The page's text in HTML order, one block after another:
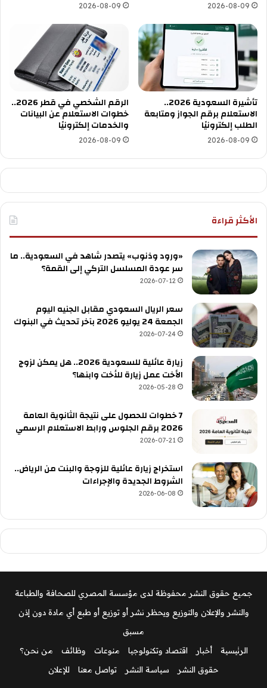
2026-08-09
2026-08-09
تأشيرة السعودية 2026..
الاستعلام برقم الجواز ومتابعة
الطلب إلكترونيًا
2026-08-09
الرقم الشخصي في قطر 2026..
خطوات الاستعلام عن البيانات
والخدمات إلكترونيًا
2026-08-09
الأكثر قراءة
«ورود وذنوب» يتصدر شاهد في السعودية.. ما
سر عودة المسلسل التركي إلى القمة؟
2026-07-12
سعر الريال السعودي مقابل الجنيه اليوم
الجمعة 24 يوليو 2026 بآخر تحديث في البنوك
2026-07-24
زيارة عائلية للسعودية 2026.. هل يمكن لزوج
الأخت عمل زيارة للأخت وابنها؟
2026-05-28
7 خطوات للحصول على نتيجة الثانوية العامة
2026 برقم الجلوس ورابط الاستعلام الرسمي
2026-07-21
استخراج زيارة عائلية للزوجة والبنت من الرياض..
الشروط الجديدة والإجراءات
2026-06-08
جميع حقوق النشر محفوظة لدى مؤسسة المصري للصحافة والطباعة
والنشر والإعلان والتوزيع ويحظر نشر أو توزيع أو طبع أي مادة دون إذن
مسبق
الرئيسية
أخبار اقتصاد وتكنولوجيا منوعات وظائف
من نحن؟
حقوق النشر
سياسة النشر تواصل معنا للإعلان